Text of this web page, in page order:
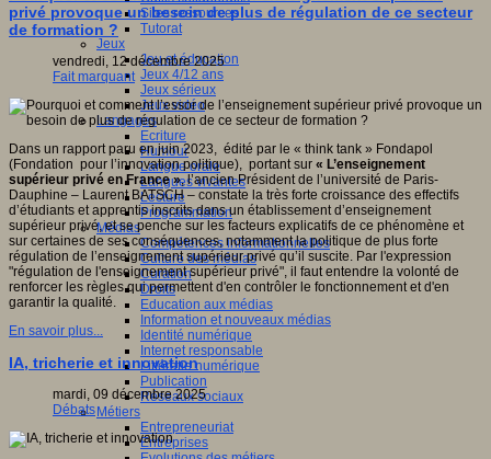
Sites ressources
Tutorat
Jeux
Jeu et éducation
Jeux 4/12 ans
Jeux sérieux
Jeux vidéo
Langages
Ecriture
Humour
Langue orale
Langues vivantes
Lecture
Programmation
Médias
Compétences informationnelles
Culture des médias
Curation
Droits
Education aux médias
Information et nouveaux médias
Identité numérique
Internet responsable
Littératie numérique
Publication
Réseaux sociaux
Métiers
Entrepreneuriat
Entreprises
privé provoque un besoin de plus de régulation de ce secteur
de formation ?
vendredi, 12 décembre 2025
Fait marquant
Dans un rapport paru en juin 2023, édité par le « think tank » Fondapol
(Fondation pour l’innovation politique), portant sur « L’enseignement
supérieur privé en France », l’ancien Président de l’université de Paris-
Dauphine – Laurent BATSCH – constate la très forte croissance des effectifs
d’étudiants et apprentis inscrits dans un établissement d’enseignement
supérieur privé, et se penche sur les facteurs explicatifs de ce phénomène et
sur certaines de ses conséquences, notamment la politique de plus forte
régulation de l’enseignement supérieur privé qu’il suscite. Par l'expression
"régulation de l'enseignement supérieur privé", il faut entendre la volonté de
renforcer les règles qui permettent d'en contrôler le fonctionnement et d'en
garantir la qualité.
En savoir plus...
IA, tricherie et innovation
mardi, 09 décembre 2025
Débats